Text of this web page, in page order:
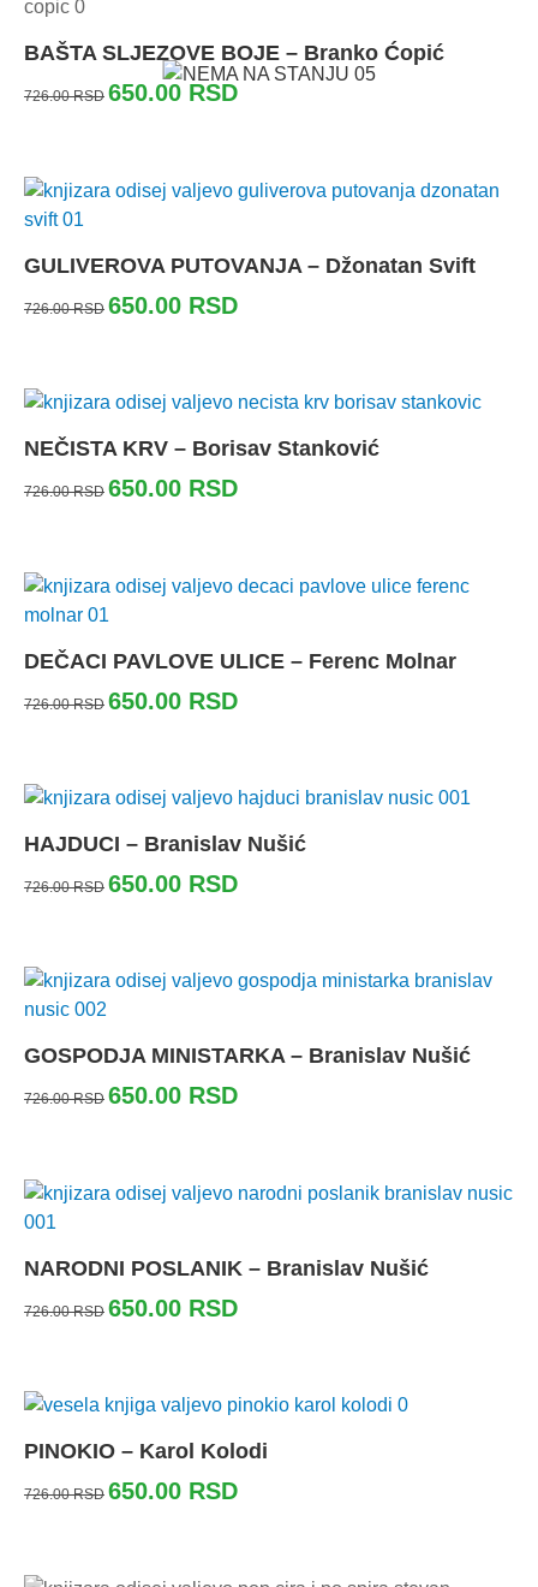
BAŠTA SLJEZOVE BOJE – Branko Ćopić
726.00RSD 650.00 RSD
GULIVEROVA PUTOVANJA – Džonatan Svift
726.00RSD 650.00 RSD
NEČISTA KRV – Borisav Stanković
726.00RSD 650.00 RSD
DEČACI PAVLOVE ULICE – Ferenc Molnar
726.00RSD 650.00 RSD
HAJDUCI – Branislav Nušić
726.00RSD 650.00 RSD
GOSPODJA MINISTARKA – Branislav Nušić
726.00RSD 650.00 RSD
NARODNI POSLANIK – Branislav Nušić
726.00RSD 650.00 RSD
PINOKIO – Karol Kolodi
726.00RSD 650.00 RSD